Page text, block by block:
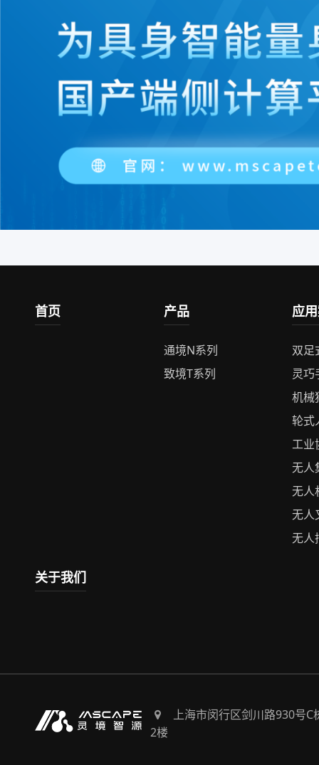
首页 产品
通境N系列
致境T系列
应
双足
灵巧
机械
轮式
工业
无人
无人
无人
无人
关于我们
上海市闵行区剑川路930号C
2楼